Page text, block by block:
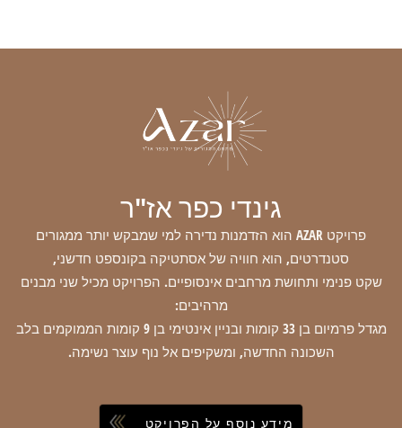
גינדי כפר אז"ר
פרויקט AZAR הוא הזדמנות נדירה למי שמבקש יותר ממגורים
סטנדרטים, הוא חוויה של אסתטיקה בקונספט חדשני,
שקט פנימי ותחושת מרחבים אינסופיים. הפרויקט מכיל שני מבנים
מרהיבים:
מגדל פרמיום בן 33 קומות ובניין אינטימי בן 9 קומות הממוקמים בלב
השכונה החדשה, ומשקיפים אל נוף עוצר נשימה.
מידע נוסף על הפרויקט